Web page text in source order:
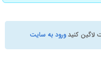
لاگین کنیدورود به سایت